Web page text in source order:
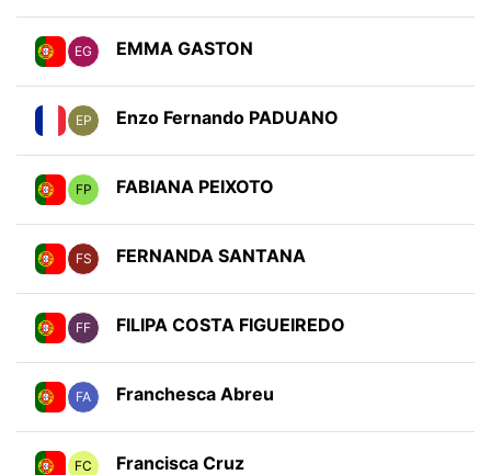
EG EMMA GASTON
EP Enzo Fernando PADUANO
FP FABIANA PEIXOTO
FS FERNANDA SANTANA
FF FILIPA COSTA FIGUEIREDO
FA Franchesca Abreu
FC Francisca Cruz